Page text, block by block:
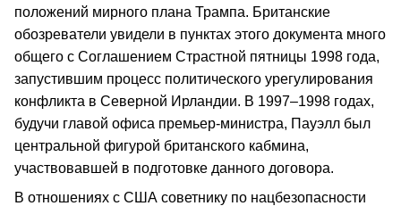
положений мирного плана Трампа. Британские
обозреватели увидели в пунктах этого документа много
общего с Соглашением Страстной пятницы 1998 года,
запустившим процесс политического урегулирования
конфликта в Северной Ирландии. В 1997–1998 годах,
будучи главой офиса премьер-министра, Пауэлл был
центральной фигурой британского кабмина,
участвовавшей в подготовке данного договора.
В отношениях с США советнику по нацбезопасности